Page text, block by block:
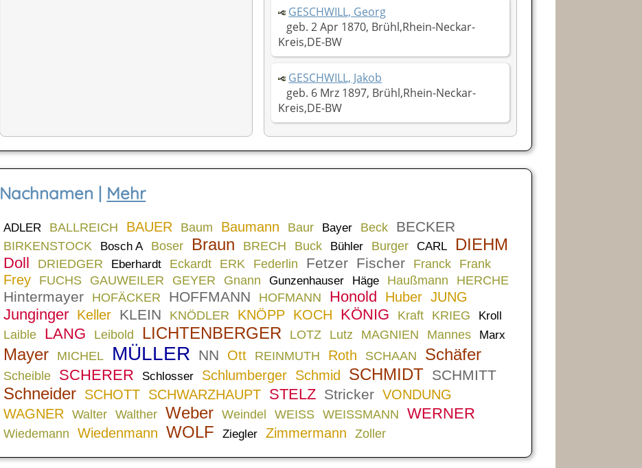
GESCHWILL, Georg
geb. 2 Apr 1870, Brühl,Rhein-Neckar-
Kreis,DE-BW
GESCHWILL, Jakob
geb. 6 Mrz 1897, Brühl,Rhein-Neckar-
Kreis,DE-BW
Nachnamen | Mehr
ADLER BALLREICH BAUER Baum Baumann Baur Bayer Beck BECKER
BIRKENSTOCK Bosch A Boser Braun BRECH Buck Bühler Burger CARL DIEHM
Doll DRIEDGER Eberhardt Eckardt ERK Federlin Fetzer Fischer Franck Frank
Frey FUCHS GAUWEILER GEYER Gnann Gunzenhauser Häge Haußmann HERCHE
Hintermayer HOFÄCKER HOFFMANN HOFMANN Honold Huber JUNG
Junginger Keller KLEIN KNÖDLER KNÖPP KOCH KÖNIG Kraft KRIEG Kroll
Laible LANG Leibold LICHTENBERGER LOTZ Lutz MAGNIEN Mannes Marx
Mayer MICHEL MÜLLER NN Ott REINMUTH Roth SCHAAN Schäfer
Scheible SCHERER Schlosser Schlumberger Schmid SCHMIDT SCHMITT
Schneider SCHOTT SCHWARZHAUPT STELZ Stricker VONDUNG
WAGNER
Walter Walther Weber Weindel WEISS WEISSMANN WERNER
Wiedemann Wiedenmann WOLF Ziegler Zimmermann Zoller